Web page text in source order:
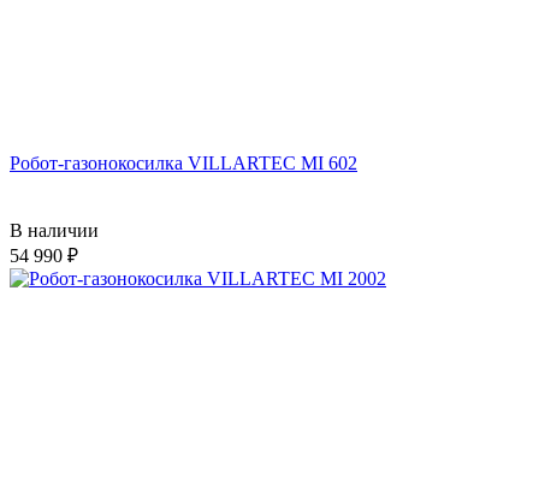
Робот-газонокосилка VILLARTEC MI 602
В наличии
54 990